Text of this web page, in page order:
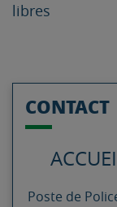
libres
CONTACT
Poste de